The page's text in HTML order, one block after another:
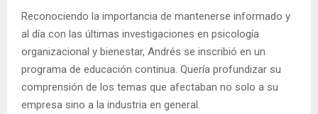
Reconociendo la importancia de mantenerse informado y
al día con las últimas investigaciones en psicología
organizacional y bienestar, Andrés se inscribió en un
programa de educación continua. Quería profundizar su
comprensión de los temas que afectaban no solo a su
empresa sino a la industria en general.